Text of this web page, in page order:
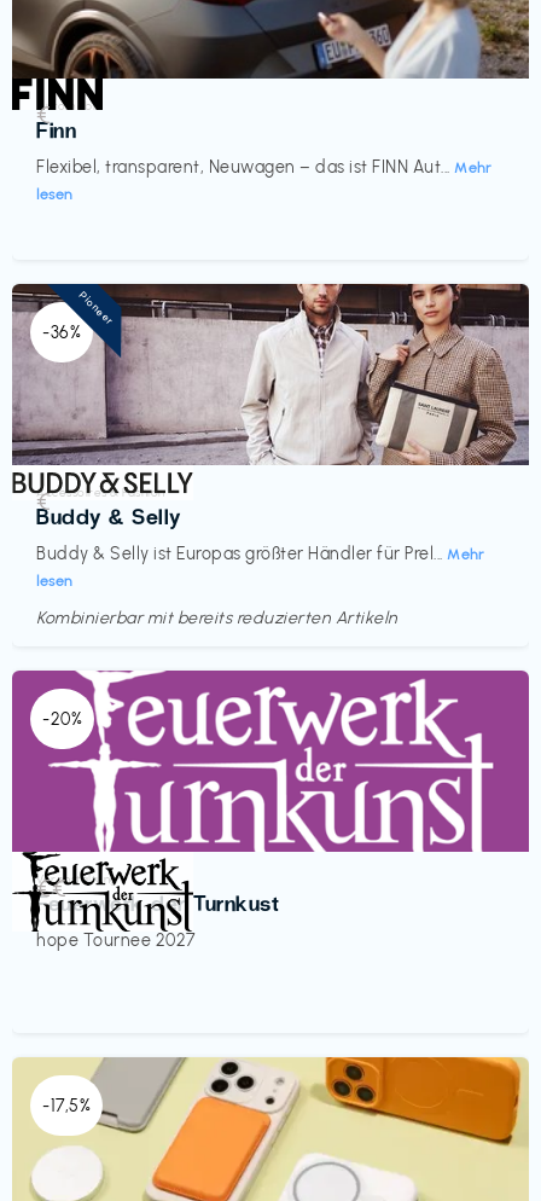
Automobil
Finn
Flexibel, transparent, Neuwagen – das ist FINN Aut... Mehr
lesen
€‎
-36%
Accessoires & Fashion
Buddy & Selly
Buddy & Selly ist Europas größter Händler für Prel... Mehr
lesen
€‎
Kombinierbar mit bereits reduzierten Artikeln
Pioneer
-20%
Veranstaltung
Feuerwerk der Turnkust
hope Tournee 2027
€€‎
-17,5%